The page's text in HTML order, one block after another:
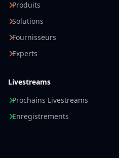
Produits
Solutions
Fournisseurs
Experts
Livestreams
Prochains Livestreams
Enregistrements